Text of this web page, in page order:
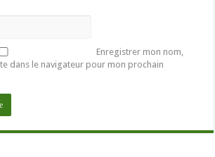
Enregistrer mon nom,
dans le navigateur pour mon prochain